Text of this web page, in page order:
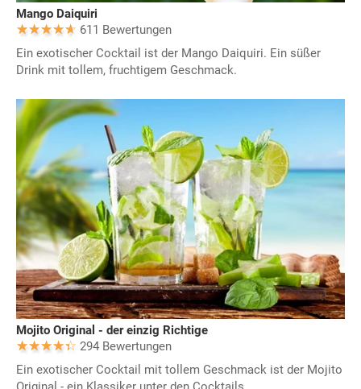
Mango Daiquiri
611 Bewertungen
Ein exotischer Cocktail ist der Mango Daiquiri. Ein süßer
Drink mit tollem, fruchtigem Geschmack.
Mojito Original - der einzig Richtige
294 Bewertungen
Ein exotischer Cocktail mit tollem Geschmack ist der Mojito